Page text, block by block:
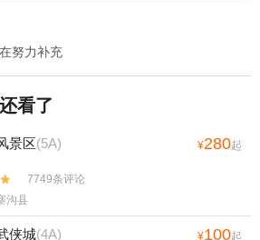
努力补充
看了
景区(5A) ¥280起
7749条评论
沟县
侠城(4A) ¥100起